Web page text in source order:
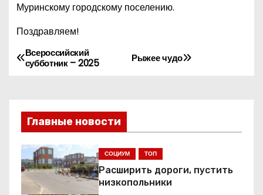
Муринскому городскому поселению.
Поздравляем!
Н
в
и
г
а
Рыжее чудо
Всероссийский
субботник – 2025
Главные новости
СОЦИУМ ТОП
Расширить дороги, пустить
низкопольники